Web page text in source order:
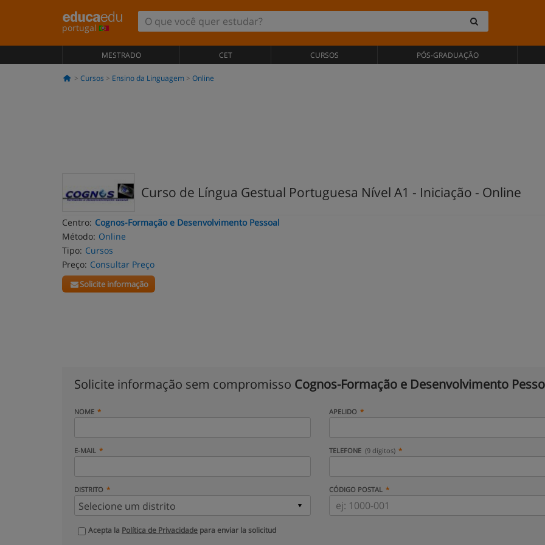
portugal
MESTRADO CET CURSOS PÓS-GRADUAÇÃO
Cursos Ensino da Linguagem Online
Curso de Língua Gestual Portuguesa Nível A1 - Iniciação - Online
Centro: Cognos-Formação e Desenvolvimento Pessoal
Método: Online
Tipo: Cursos
Preço: Consultar Preço
Solicite informação
Solicite informação sem compromisso Cognos-Formação e Desenvolvimento
NOME APELIDO
E-MAIL TELEFONE (9 dígitos)
DISTRITO CÓDIGO POSTAL
Acepta la Política de Privacidade para enviar la solicitud